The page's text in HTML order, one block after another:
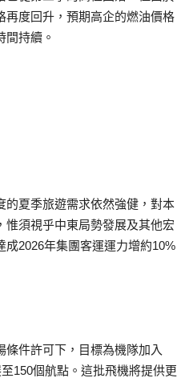
再度回升，預期高企的燃油價格
間持續。
的夏季旅遊需求依然強健，對本
惟須視乎中東局勢發展及其他宏
2026年集團客運運力增約10%
件許可下，目標為機隊加入
150個航點。這批飛機將提供更